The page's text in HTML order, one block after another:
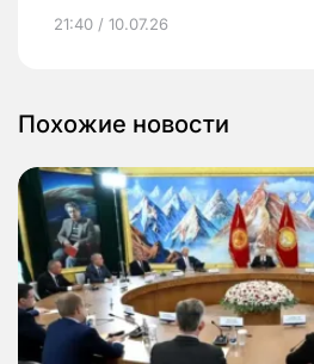
21:40 / 10.07.26
Похожие новости